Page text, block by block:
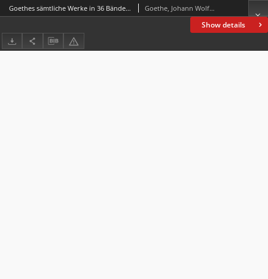
Show details
Goethes sämtliche Werke in 36 Bänden. Bd. 18, Wilhelm Meisters Wanderjahre Goethe, Johann Wolfgang von (1749-1832)